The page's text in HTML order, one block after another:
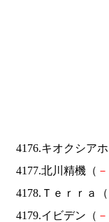
4176.キオクシア
4177.北川精機（ －
4178.Ｔｅｒｒａ（
4179.イビデン（ －